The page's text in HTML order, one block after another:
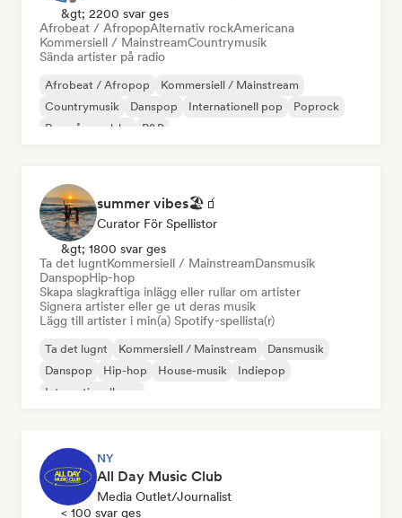
&gt; 2200 svar ges
Afrobeat / AfropopAlternativ rockAmericana
Kommersiell / MainstreamCountrymusik
Sända artister på radio
Afrobeat / Afropop
Kommersiell / Mainstream
Countrymusik
Danspop Internationell pop
Poprock
Rap på engelska
R&B
summer vibes🏖🧃
Curator För Spellistor
&gt; 1800 svar ges
Ta det lugntKommersiell / MainstreamDansmusik
DanspopHip-hop
Skapa slagkraftiga inlägg eller rullar om artister
Signera artister eller ge ut deras musik
Lägg till artister i min(a) Spotify-spellista(r)
Ta det lugnt Kommersiell / Mainstream
Dansmusik
Danspop
Hip-hop House-musik
Indiepop
Internationell pop
NY
All Day Music Club
Media Outlet/Journalist
< 100 svar ges